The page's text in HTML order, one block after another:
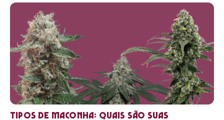
Tipos de maconha: quais são suas